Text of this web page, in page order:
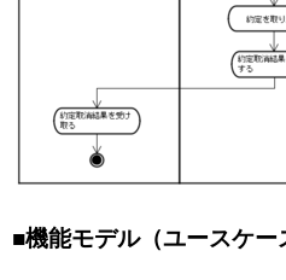
■機能モデル（ユースケー